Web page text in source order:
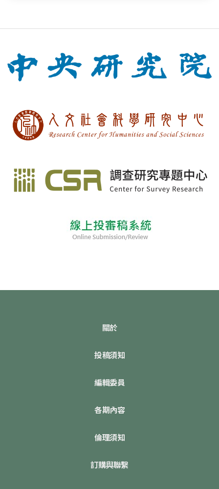
關於
投稿須知
編輯委員
各期內容
倫理須知
訂購與聯繫